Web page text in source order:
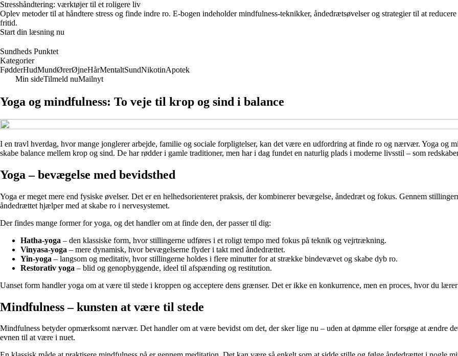
Stresshåndtering: værktøjer til et roligere liv
Oplev metoder til at håndtere stress og finde indre ro. E-bogen indeholder mindfulness-teknikker, åndedrætsøvelser og strategier til at
fritid.
Start din læsning nu
Sundheds Punktet
Kategorier
FødderHudMundØrerØjneHårMentaltSundNikotinApotek
Min sideTilmeld nuMailnyt
Yoga og mindfulness: To veje til krop og sind i balance
I en travl hverdag, hvor mange jonglerer arbejde, familie og sociale forpligtelser, kan det være en udfordring at finde ro og nærvær. Yoga og
skabe balance mellem krop og sind. De har rødder i gamle traditioner, men har i dag fundet en naturlig plads i moderne livsstil – som
Yoga – bevægelse med bevidsthed
Yoga er meget mere end fysiske øvelser. Det er en helhedsorienteret praksis, der kombinerer bevægelse, åndedræt og fokus. Gennem
åndedrættet hjælper med at skabe ro i nervesystemet.
Der findes mange former for yoga, og det handler om at finde den, der passer til dig:
Hatha-yoga – den klassiske form, hvor stillingerne udføres i et roligt tempo med fokus på teknik og vejrtrækning.
Vinyasa-yoga – mere dynamisk, hvor bevægelserne flyder i takt med åndedrættet.
Yin-yoga – langsom og meditativ, hvor stillingerne holdes i flere minutter for at strække bindevævet og skabe dyb ro.
Restorativ yoga – blid og genopbyggende, ideel til afspænding og restitution.
Uanset form handler yoga om at være til stede i kroppen og acceptere dens grænser. Det er ikke en konkurrence, men en proces, hvor du
Mindfulness – kunsten at være til stede
Mindfulness betyder opmærksomt nærvær. Det handler om at være bevidst om det, der sker lige nu – uden at dømme eller forsøge at ændre
evnen til at være i nuet.